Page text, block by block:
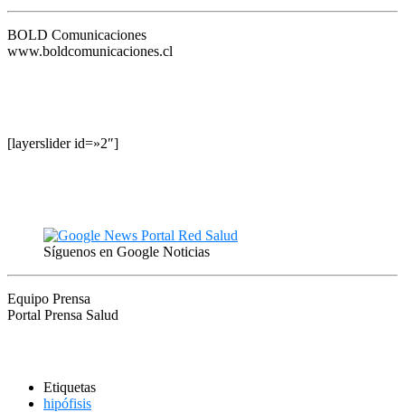
BOLD Comunicaciones
www.boldcomunicaciones.cl
[layerslider id=»2″]
Síguenos en Google Noticias
Equipo Prensa
Portal Prensa Salud
Etiquetas
hipófisis